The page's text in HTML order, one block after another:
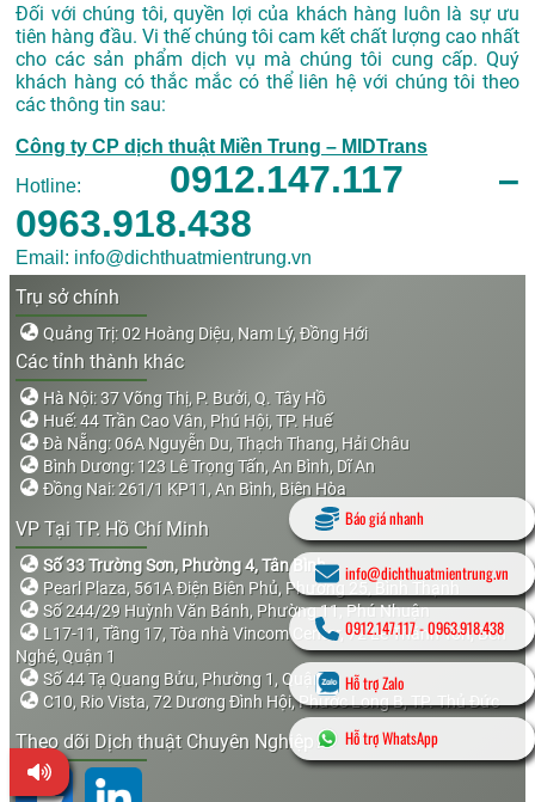
Đối với chúng tôi, quyền lợi của khách hàng luôn là sự ưu
tiên hàng đầu. Vi thế chúng tôi cam kết chất lượng cao nhất
cho các sản phẩm dịch vụ mà chúng tôi cung cấp. Quý
khách hàng có thắc mắc có thể liên hệ với chúng tôi theo
các thông tin sau:
Công ty CP dịch thuật Miền Trung – MIDTrans
Hotline: 0912.147.117 –
0963.918.438
Email: info@dichthuatmientrung.vn
Trụ sở chính
Quảng Trị: 02 Hoàng Diệu, Nam Lý, Đồng Hới
Các tỉnh thành khác
Hà Nội: 37 Võng Thị, P. Bưởi, Q. Tây Hồ
Huế: 44 Trần Cao Vân, Phú Hội, TP. Huế
Đà Nẵng: 06A Nguyễn Du, Thạch Thang, Hải Châu
Bình Dương: 123 Lê Trọng Tấn, An Bình, Dĩ An
Đồng Nai: 261/1 KP11, An Bình, Biên Hòa
VP Tại TP. Hồ Chí Minh
Số 33 Trường Sơn, Phường 4, Tân Bình
Pearl Plaza, 561A Điện Biên Phủ, Phường 25, Bình Thạnh
Số 244/29 Huỳnh Văn Bánh, Phường 11, Phú Nhuận
L17-11, Tầng 17, Tòa nhà Vincom Center, 72 Lê Thánh Tôn, Bến
Nghé, Quận 1
Số 44 Tạ Quang Bửu, Phường 1, Quận 8
C10, Rio Vista, 72 Dương Đình Hội, Phước Long B, TP. Thủ Đức
Theo dõi Dịch thuật Chuyên Nghiệp
Báo giá nhanh
info@dichthuatmientrung.vn
0912.147.117-0963.918.438
Hỗ trợ Zalo
Hỗ trợ WhatsApp